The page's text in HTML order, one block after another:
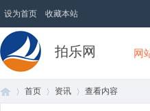
设为首页 收藏本站
拍乐网 网
首页 资讯 查看内容